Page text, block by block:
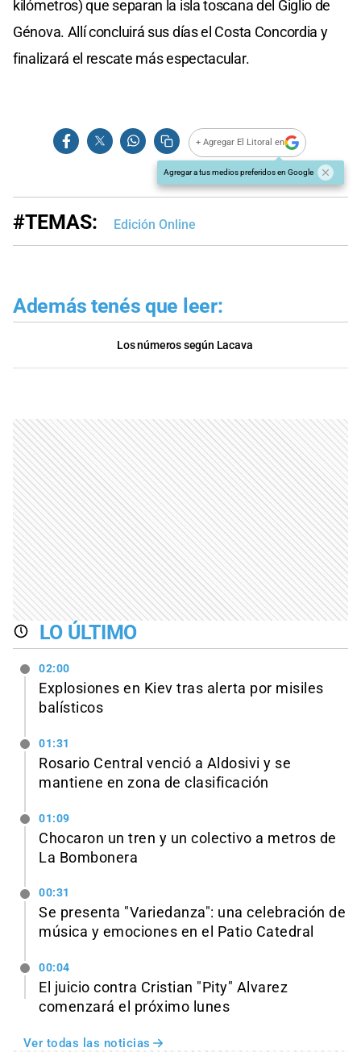
kilómetros) que separan la isla toscana del Giglio de
Génova. Allí concluirá sus días el Costa Concordia y
finalizará el rescate más espectacular.
+ Agregar El Litoral en
Agregar a tus medios preferidos en Google
#TEMAS: Edición Online
Además tenés que leer:
Los números según Lacava
LO ÚLTIMO
02:00
Explosiones en Kiev tras alerta por misiles
balísticos
01:31
Rosario Central venció a Aldosivi y se
mantiene en zona de clasificación
01:09
Chocaron un tren y un colectivo a metros de
La Bombonera
00:31
Se presenta "Variedanza": una celebración de
música y emociones en el Patio Catedral
00:04
El juicio contra Cristian "Pity" Alvarez
comenzará el próximo lunes
Ver todas las noticias